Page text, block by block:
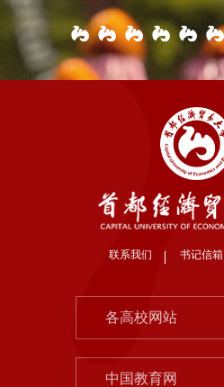
各高校网站
北京大学
清华大学
中国人民大学
中国教育网
中国社会科学院
联系我们 书记信箱